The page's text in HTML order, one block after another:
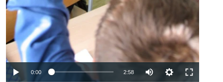
0:00 2:58